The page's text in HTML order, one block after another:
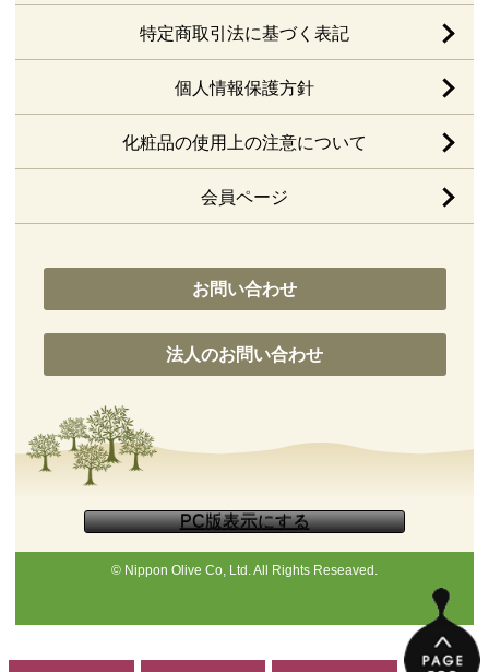
特定商取引法に基づく表記
個人情報保護方針
化粧品の使用上の注意について
会員ページ
お問い合わせ
法人のお問い合わせ
© Nippon Olive Co, Ltd. All Rights Reseaved.